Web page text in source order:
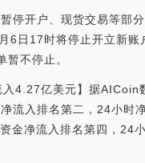
停开户、现货交易等部
6日17时将停止开立新
暂不停止。
4.27亿美元】据
流入排名第二，24小时
金净流入排名第四，24